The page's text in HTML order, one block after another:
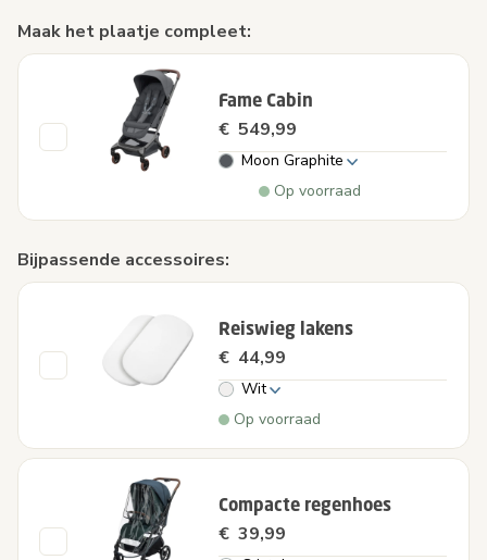
Maak het plaatje compleet:
Fame Cabin
€ 549,99
Moon Graphite
Op voorraad
Bijpassende accessoires:
Reiswieg lakens
€ 44,99
Wit
Op voorraad
Compacte regenhoes
€ 39,99